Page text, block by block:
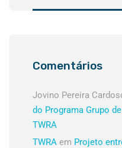
Comentários
Jovino Pereira
do Programa Grupo
TWRA
TWRA em Projeto